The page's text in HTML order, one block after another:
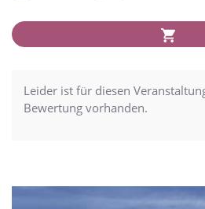
Leider ist für diesen
Bewertung vorhanden.